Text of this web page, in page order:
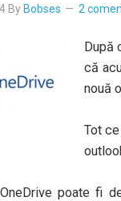
By Bobses 2
După
că
nouă
Tot
poate fi